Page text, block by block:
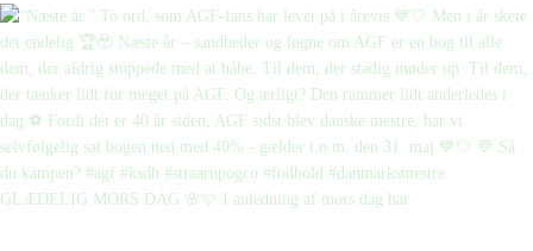
GLÆDELIG MORS DAG 🌸🩷 I anledning af mors dag har